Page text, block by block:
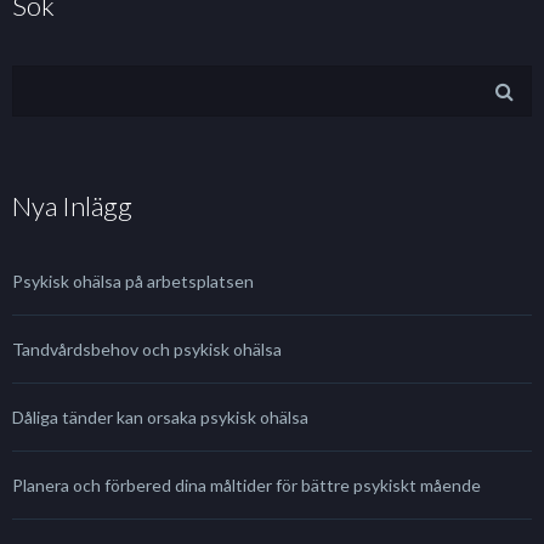
Nya Inlägg
Psykisk ohälsa på arbetsplatsen
Tandvårdsbehov och psykisk ohälsa
Dåliga tänder kan orsaka psykisk ohälsa
Planera och förbered dina måltider för bättre psykiskt mående